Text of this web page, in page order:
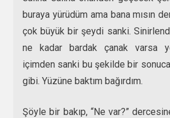
buraya yürüdüm ama bana mısın
çok büyük bir şeydi sanki.
ne kadar bardak çanak varsa
içimden sanki bu şekilde bir
gibi. Yüzüne baktım bağırdım.
Şöyle bir bakıp, “Ne var?”